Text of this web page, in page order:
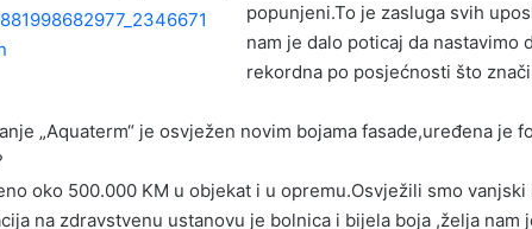
popunjeni.To je zasluga svih
nam je dalo poticaj da nastavimo
rekordna po posjećnosti što
„Aquaterm“ je osvježen novim bojama fasade,uređena je
oko 500.000 KM u objekat i u opremu.Osvježili smo
na zdravstvenu ustanovu je bolnica i bijela boja ,želja nam